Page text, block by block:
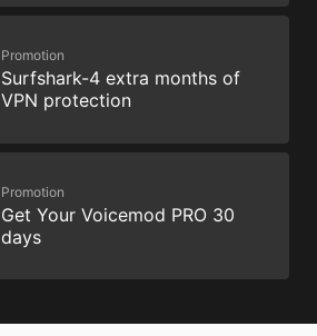
Promotion
Surfshark-4 extra months of
VPN protection
Promotion
Get Your Voicemod PRO 30
days